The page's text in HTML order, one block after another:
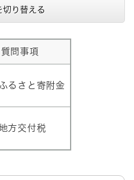
切り替える
質問事項
ふるさと寄附金
方交付税